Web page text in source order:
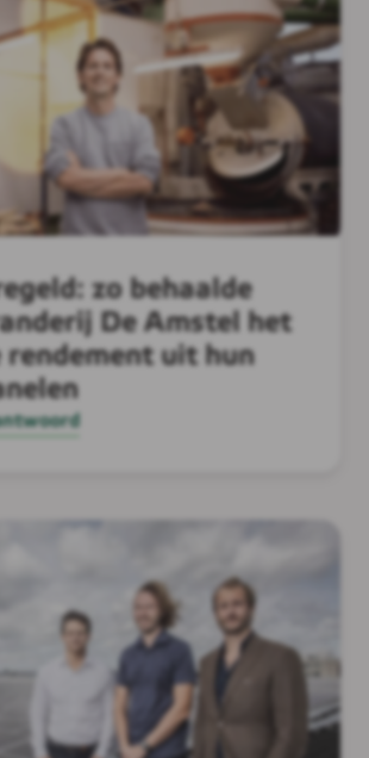
zo behaalde
De Amstel het
rendement uit hun